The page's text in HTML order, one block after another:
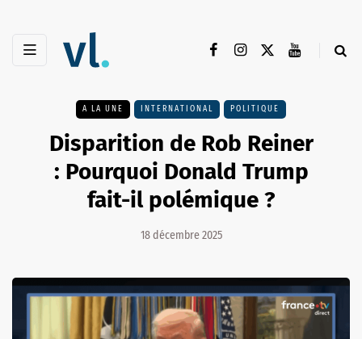
A LA UNE INTERNATIONAL POLITIQUE
Disparition de Rob Reiner
: Pourquoi Donald Trump
fait-il polémique ?
18 décembre 2025